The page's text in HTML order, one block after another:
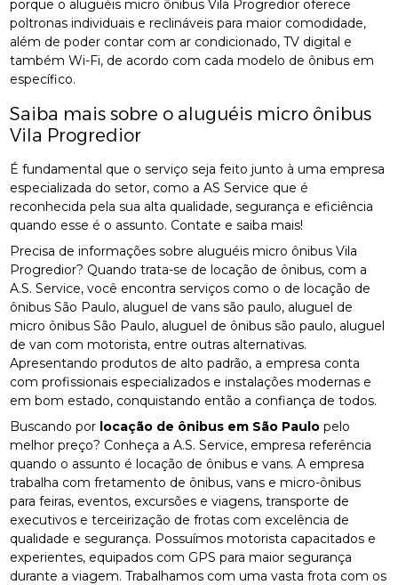
porque o aluguéis micro ônibus Vila Progredior oferece
poltronas individuais e reclináveis para maior comodidade,
além de poder contar com ar condicionado, TV digital e
também Wi-Fi, de acordo com cada modelo de ônibus em
específico.
Saiba mais sobre o aluguéis micro ônibus
Vila Progredior
É fundamental que o serviço seja feito junto à uma empresa
especializada do setor, como a AS Service que é
reconhecida pela sua alta qualidade, segurança e eficiência
quando esse é o assunto. Contate e saiba mais!
Precisa de informações sobre aluguéis micro ônibus Vila
Progredior? Quando trata-se de locação de ônibus, com a
A.S. Service, você encontra serviços como o de locação de
ônibus São Paulo, aluguel de vans são paulo, aluguel de
micro ônibus São Paulo, aluguel de ônibus são paulo, aluguel
de van com motorista, entre outras alternativas.
Apresentando produtos de alto padrão, a empresa conta
com profissionais especializados e instalações modernas e
em bom estado, conquistando então a confiança de todos.
Buscando por locação de ônibus em São Paulo pelo
melhor preço? Conheça a A.S. Service, empresa referência
quando o assunto é locação de ônibus e vans. A empresa
trabalha com fretamento de ônibus, vans e micro-ônibus
para feiras, eventos, excursões e viagens, transporte de
executivos e terceirização de frotas com excelência de
qualidade e segurança. Possuímos motorista capacitados e
experientes, equipados com GPS para maior segurança
durante a viagem. Trabalhamos com uma vasta frota com os